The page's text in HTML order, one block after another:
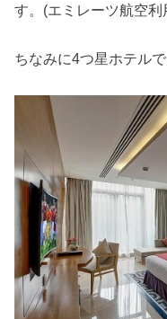
す。(エミレーツ航空利
ちなみに4つ星ホテル